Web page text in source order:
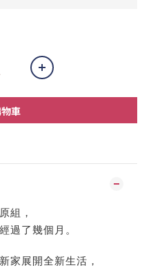
車
組，
過了幾個月。
家展開全新生活，